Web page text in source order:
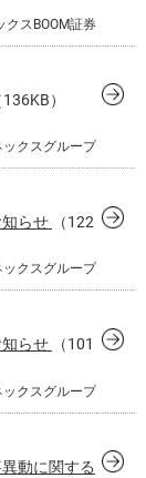
スBOOM証券
136KB）
ックスグループ
らせ
（122
ックスグループ
らせ
（101
ックスグループ
動に関する